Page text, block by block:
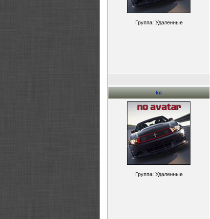
Группа: Удаленные
kit
Группа: Удаленные